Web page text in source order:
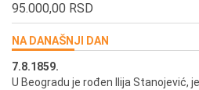
95.000,00 RSD
NA DANAŠNJI DAN
7.8.1859.
U Beogradu je rođen Ilija Stanojević,